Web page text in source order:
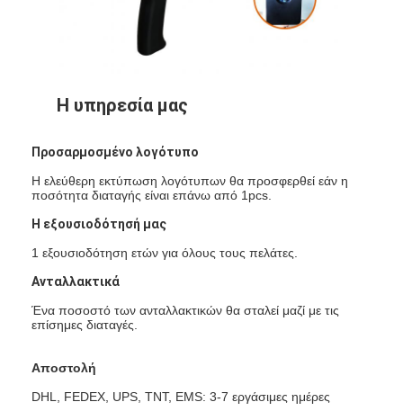
Σημάδι Retroreflectometer
Δρόμος που χαρακτηρίζει το μετρητή πάχους
Φορητό Retroreflectometer
Φορητό Retroreflectometer
Αντανακλαστικές αυτοκόλλητες ετικέττες ποδηλάτων
Αντανακλαστικές αυτοκόλλητες ετικέττες ταινιών
Η υπηρεσία μας
Προσαρμοσμένο λογότυπο
Η ελεύθερη εκτύπωση λογότυπων θα προσφερθεί εάν η
ποσότητα διαταγής είναι επάνω από 1pcs.
Η εξουσιοδότησή μας
1 εξουσιοδότηση ετών για όλους τους πελάτες.
Ανταλλακτικά
Ένα ποσοστό των ανταλλακτικών θα σταλεί μαζί με τις
επίσημες διαταγές.
Αποστολή
DHL, FEDEX, UPS, TNT, EMS: 3-7 εργάσιμες ημέρες